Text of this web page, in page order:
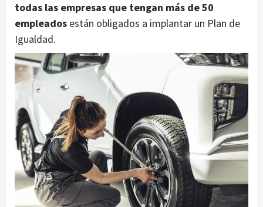
todas las empresas que tengan más de 50
empleados están obligados a implantar un Plan de
Igualdad.